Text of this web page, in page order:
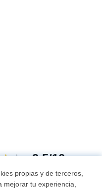
9,5/10
alumnos
propias y de terceros,
tu experiencia,